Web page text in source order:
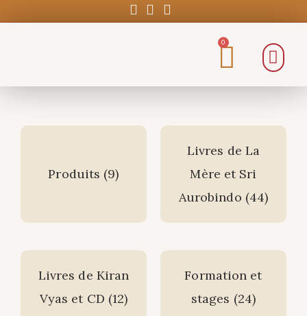
0
Produits (9)
Livres de La
Mère et Sri
Aurobindo (44)
Livres de Kiran
Vyas et CD (12)
Formation et
stages (24)